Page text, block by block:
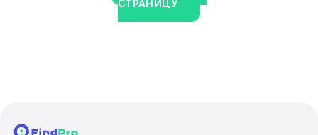
СТРАНИЦУ